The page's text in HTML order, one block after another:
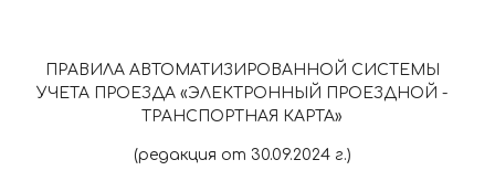
ПРАВИЛА АВТОМАТИЗИРОВАННОЙ СИСТЕМЫ
УЧЕТА ПРОЕЗДА «ЭЛЕКТРОННЫЙ ПРОЕЗДНОЙ -
ТРАНСПОРТНАЯ КАРТА»
(редакция от 30.09.2024 г.)